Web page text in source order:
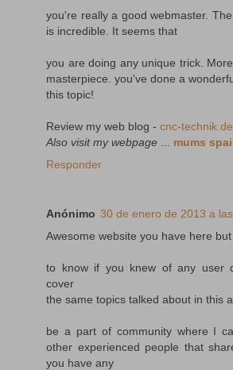
you're really a good webmaster.
is incredible. It seems that
you are doing any unique trick.
masterpiece. you've done a
this topic!
Review my web blog - cnc-technik.de
Also visit my webpage
mums
Responder
Anónimo 30 de enero de 2013 a
Awesome website you have here
to know if you knew of any user
cover
the same topics talked about in this
be a part of community where I
other experienced people that
you have any